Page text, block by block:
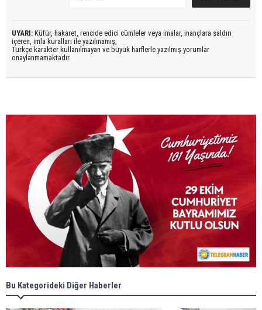
UYARI: Küfür, hakaret, rencide edici cümleler veya imalar, inançlara saldırı
içeren, imla kuralları ile yazılmamış,
Türkçe karakter kullanılmayan ve büyük harflerle yazılmış yorumlar
onaylanmamaktadır.
Bu Kategorideki Diğer Haberler